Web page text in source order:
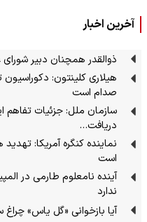
آخرین اخبار
ذوالقدر همچنان دبیر
هیلاری کلینتون:
صدام است
سازمان ملل: جزئیات تفاهم
دریافت…
نماینده کنگره آمریکا:
است
آینده نامعلوم طارمی در
ندارد
آیا بازخوانی «گل یاس»